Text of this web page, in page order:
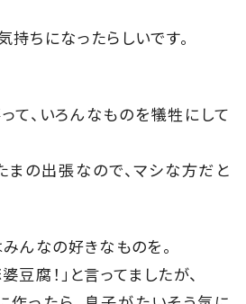
持ちになったらしいです。
て、いろんなものを犠牲にして
まの出張なので、マシな方だと
みんなの好きなものを。
豆腐！」と言ってましたが、